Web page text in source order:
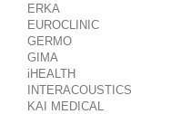
ERKA
EUROCLINIC
GERMO
GIMA
iHEALTH
INTERACOUSTICS
KAI MEDICAL